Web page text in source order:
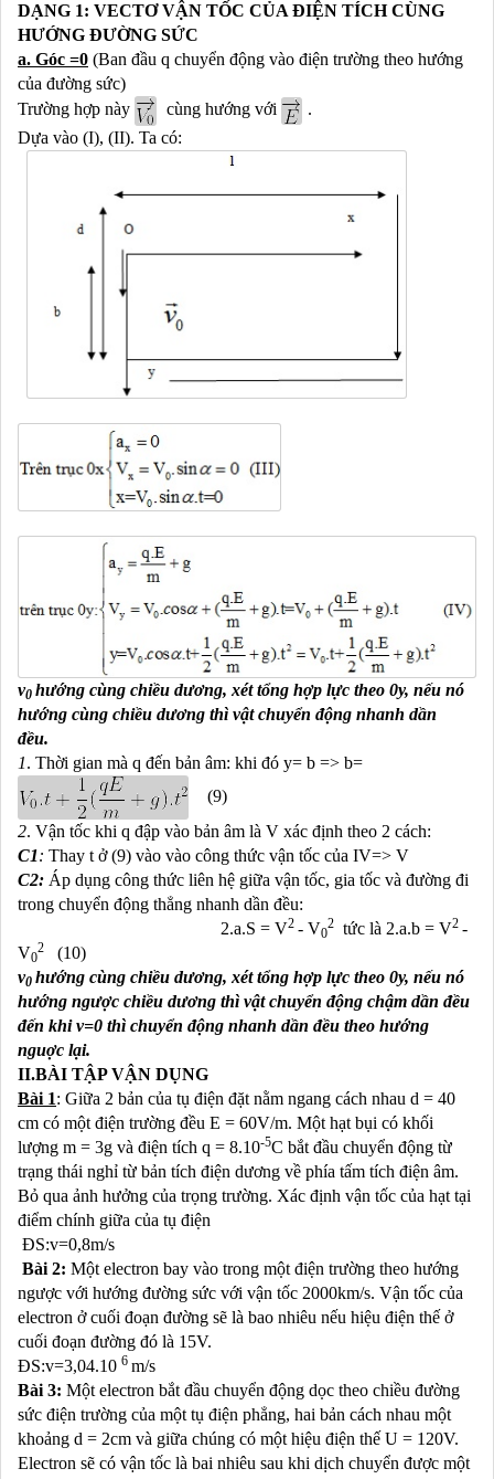
DẠNG 1: VECTƠ VẬN TỐC CỦA ĐIỆN TÍCH CÙNG
HƯỚNG ĐƯỜNG SỨC
a. Góc =0 (Ban đầu q chuyển động vào điện trường theo hướng
của đường sức)
Trường hợp này
cùng hướng với
.
Dựa vào (I), (II). Ta có:
v0 hướng cùng chiều dương, xét tổng hợp lực theo 0y, nếu nó
hướng cùng chiều dương thì vật chuyển động nhanh dần
đều.
1. Thời gian mà q đến bản âm: khi đó y= b => b=
(9)
2. Vận tốc khi q đập vào bản âm là V xác định theo 2 cách:
C1: Thay t ở (9) vào vào công thức vận tốc của IV=> V
C2: Áp dụng công thức liên hệ giữa vận tốc, gia tốc và đường đi
trong chuyển động thẳng nhanh dần đều:
2.a.S = V2 - V0
2 tức là 2.a.b = V2 -
V0
2
(10)
v0 hướng cùng chiều dương, xét tổng hợp lực theo 0y, nếu nó
hướng ngược chiều dương thì vật chuyển động chậm dần đều
đến khi v=0 thì chuyển động nhanh dần đều theo hướng
nguợc lại.
II.BÀI TẬP VẬN DỤNG
Bài 1: Giữa 2 bản của tụ điện đặt nằm ngang cách nhau d = 40
cm có một điện trường đều E = 60V/m. Một hạt bụi có khối
lượng m = 3g và điện tích q = 8.10-5C bắt đầu chuyển động từ
trạng thái nghỉ từ bản tích điện dương về phía tấm tích điện âm.
Bỏ qua ảnh hưởng của trọng trường. Xác định vận tốc của hạt tại
điểm chính giữa của tụ điện
ĐS:v=0,8m/s
Bài 2: Một electron bay vào trong một điện trường theo hướng
ngược với hướng đường sức với vận tốc 2000km/s. Vận tốc của
electron ở cuối đoạn đường sẽ là bao nhiêu nếu hiệu điện thế ở
cuối đoạn đường đó là 15V.
ĐS:v=3,04.10 6 m/s
Bài 3: Một electron bắt đầu chuyển động dọc theo chiều đường
sức điện trường của một tụ điện phẳng, hai bản cách nhau một
khoảng d = 2cm và giữa chúng có một hiệu điện thế U = 120V.
Electron sẽ có vận tốc là bai nhiêu sau khi dịch chuyển được một